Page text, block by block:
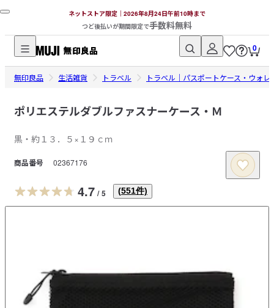
ネットストア限定｜2026年8月24日午前10時まで
つど後払いが期間限定で手数料無料
無
印
品
ッ
ス
ト
0
無印良品 生活雑貨 トラベル トラベル｜パスポートケース・ウォレ
ポリエステルダブルファスナーケース・Ｍ
黒・約１３．５×１９ｃｍ
商品番号 02367176
4.7 / 5 (551件)